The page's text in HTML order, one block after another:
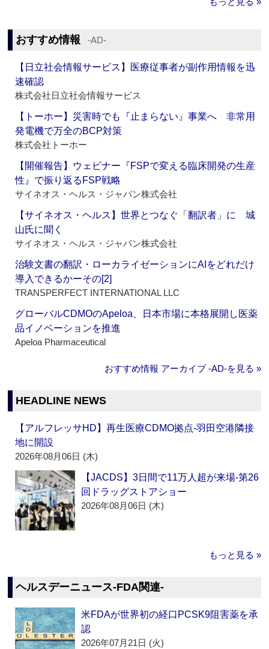
おすすめ情報 ‐AD‐
【日立社会情報サービス】医療従事者が副作用情報を迅
速確認
株式会社日立社会情報サービス
【トーホー】災害時でも『止まらない』事業へ 非常用
発電機で万全のBCP対策
株式会社トーホー
【開催報告】ウェビナー『FSPで変える臨床開発の生産
性』で振り返るFSP戦略
サイネオス・ヘルス・ジャパン株式会社
【サイネオス・ヘルス】世界とつなぐ「翻訳者」に 城
山氏に聞く
サイネオス・ヘルス・ジャパン株式会社
治験文書の翻訳・ローカライゼーションにAIをどれだけ
導入できるかーその[2]
TRANSPERFECT INTERNATIONAL LLC
グローバルCDMOのApeloa、日本市場に本格展開し医薬
品イノベーションを推進
Apeloa Pharmaceutical
おすすめ情報 アーカイブ ‐AD‐を見る »
HEADLINE NEWS
【アルフレッサHD】再生医療CDMO拠点‐羽田空港隣接
地に開設
2026年08月06日 (木)
【JACDS】3日間で11万人超が来場‐第26
回ドラッグストアショー
2026年08月06日 (木)
もっと見る »
ヘルスデーニュース‐FDA関連‐
米FDAが世界初の経口PCSK9阻害薬を承
認
2026年07月21日 (火)